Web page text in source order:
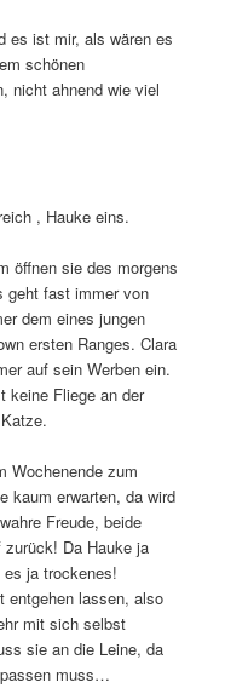
es ist mir, als wären es
schönen
nicht ahnend wie viel
, Hauke eins.
öffnen sie des morgens
geht fast immer von
dem eines jungen
ersten Ranges. Clara
auf sein Werben ein.
keine Fliege an der
Wochenende zum
kaum erwarten, da wird
Freude, beide
Da Hauke ja
ja trockenes!
entgehen lassen, also
mit sich selbst
sie an die Leine, da
muss…